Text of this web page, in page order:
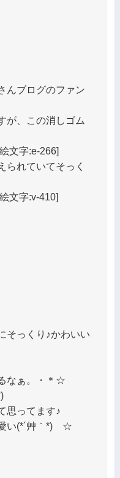
んブログのファン
が、この消しゴム
文字:e-266]
られていてそっく
文字:v-410]
そっくり♪かわいい
なぁ。・＊☆
思ってます♪
い(*´艸｀*) ☆